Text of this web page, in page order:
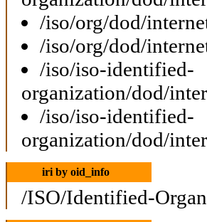
/iso/org/dod/
/iso/org/dod/
/iso/iso-identified-
organization/dod/
/iso/iso-identified-
organization/dod/
iri by oid_info
/ISO/Identified-